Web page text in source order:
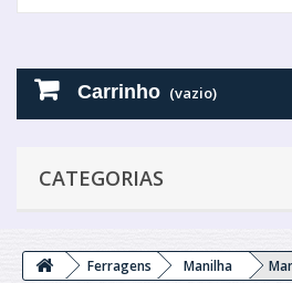
Carrinho (vazio)
CATEGORIAS
Ferragens Manilha